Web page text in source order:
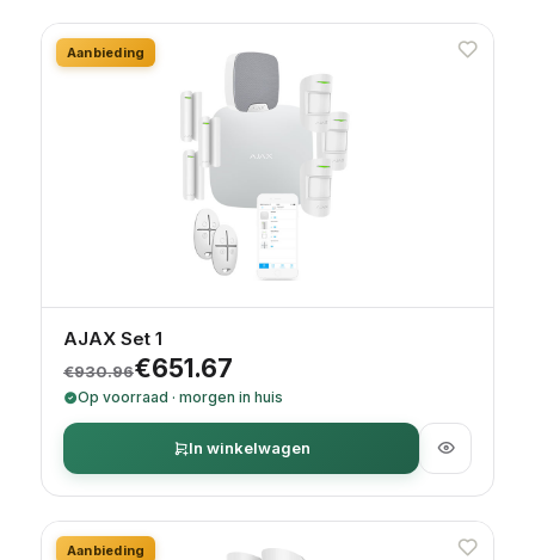
Aanbieding
AJAX Set 1
€930.96
Oorspronkelijke prijs was: €930.96.
€651.67
Huidige prijs is: €651.67.
Op voorraad · morgen in huis
In winkelwagen
Aanbieding